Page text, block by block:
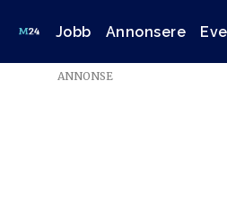
Jobb Annonsere
ANNONSE